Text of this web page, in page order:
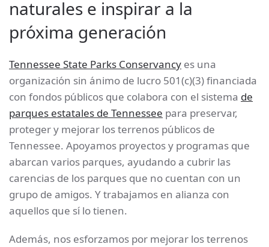
naturales e inspirar a la
próxima generación
Tennessee State Parks Conservancy es una
organización sin ánimo de lucro 501(c)(3) financiada
con fondos públicos que colabora con el sistema de
parques estatales de Tennessee para preservar,
proteger y mejorar los terrenos públicos de
Tennessee. Apoyamos proyectos y programas que
abarcan varios parques, ayudando a cubrir las
carencias de los parques que no cuentan con un
grupo de amigos. Y trabajamos en alianza con
aquellos que sí lo tienen.
Además, nos esforzamos por mejorar los terrenos